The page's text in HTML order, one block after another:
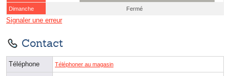
Dimanche
Fermé
Signaler une erreur
Contact
Téléphone Téléphoner au magasin